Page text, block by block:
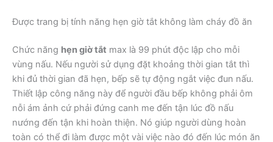
Được trang bị tính năng hẹn giờ tắt không làm cháy đồ ăn
Chức năng hẹn giờ tắt max là 99 phút độc lập cho mỗi
vùng nấu. Nếu người sử dụng đặt khoảng thời gian tắt thì
khi đủ thời gian đã hẹn, bếp sẽ tự động ngắt việc đun nấu.
Thiết lập công năng này để người đầu bếp không phải ôm
nỗi ám ảnh cứ phải đứng canh me đến tận lúc đồ nấu
nướng đến tận khi hoàn thiện. Nó giúp người dùng hoàn
toàn có thể đi làm được một vài việc nào đó đến lúc món ăn